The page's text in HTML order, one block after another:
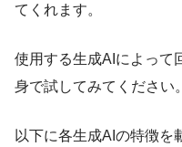
てくれます。
使用する生成AIによって
身で試してみてください。
以下に各生成AIの特徴を